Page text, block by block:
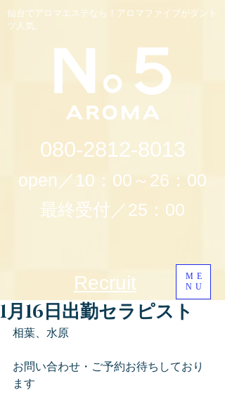
仙台でアロマエステなら！アロマファイブがダント
ツ人気。
080-2812-8013
open／10：00～26：00
最終受付／25：00
ME
NU
Recruit
1月16日出勤セラピスト
相葉、水原
お問い合わせ・ご予約お待ちしており
ます